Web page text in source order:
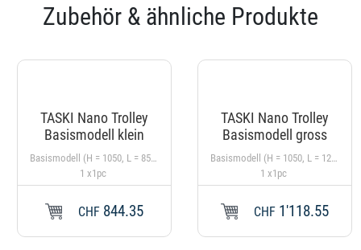
Zubehör & ähnliche Produkte
TASKI Nano Trolley
Basismodell klein
Basismodell (H = 1050, L = 850, B = 540 mm, 17 kg)
1 x1pc
CHF 844.35
TASKI Nano Trolley
Basismodell gross
Basismodell (H = 1050, L = 1200, B = 540 mm, 19 kg)
1 x1pc
CHF 1'118.55